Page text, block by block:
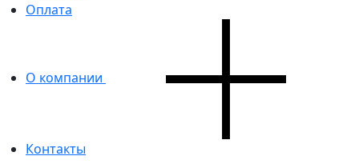
Оплата
О компании
Контакты